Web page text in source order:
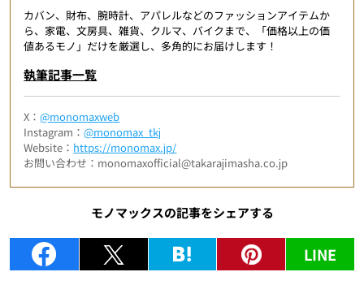
カバン、財布、腕時計、アパレルなどのファッションアイテムか
ら、家電、文房具、雑貨、クルマ、バイクまで、「価格以上の価
値あるモノ」だけを厳選し、多角的にお届けします！
執筆記事一覧
X：@monomaxweb
Instagram：@monomax_tkj
Website： https://monomax.jp/
お問い合わせ：monomaxofficial@takarajimasha.co.jp
モノマックスの記事をシェアする
LINE